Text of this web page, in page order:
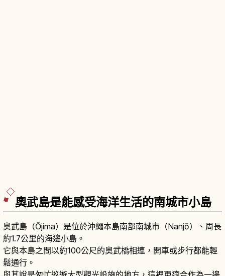
奧武島是能感受海洋生活的南城市小島
奧武島（Ōjima）是位於沖繩本島南部南城市（Nanjō）、周長
約1.7公里的海邊小島。
它與本島之間以約100公尺的奧武橋相連，開車或步行都能輕
鬆通行。